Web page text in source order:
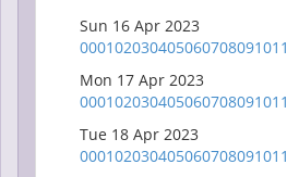
Sun 16 Apr 2023
000102030405060708091011
Mon 17 Apr 2023
000102030405060708091011
Tue 18 Apr 2023
000102030405060708091011